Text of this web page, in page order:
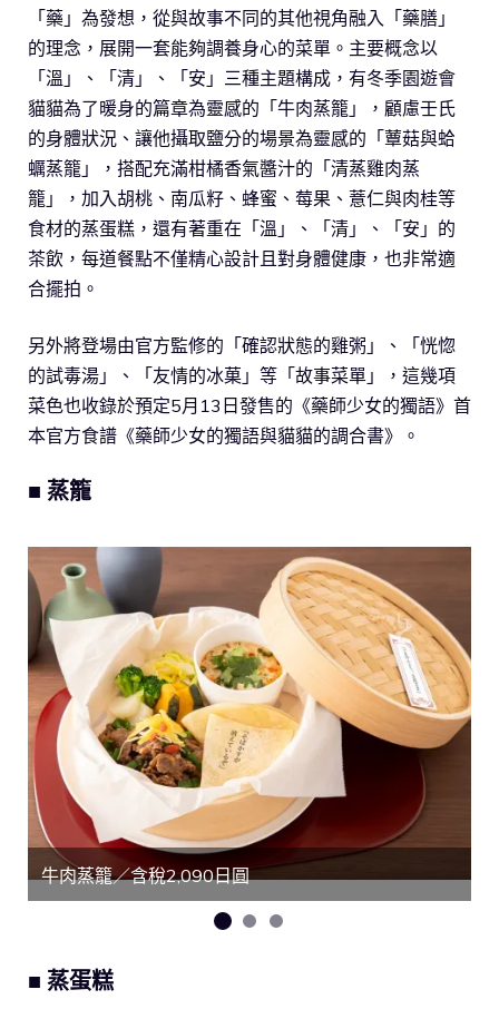
「藥」為發想，從與故事不同的其他視角融入「藥膳」
的理念，展開一套能夠調養身心的菜單。主要概念以
「溫」、「清」、「安」三種主題構成，有冬季園遊會
貓貓為了暖身的篇章為靈感的「牛肉蒸籠」，顧慮壬氏
的身體狀況、讓他攝取鹽分的場景為靈感的「蕈菇與蛤
蠣蒸籠」，搭配充滿柑橘香氣醬汁的「清蒸雞肉蒸
籠」，加入胡桃、南瓜籽、蜂蜜、莓果、薏仁與肉桂等
食材的蒸蛋糕，還有著重在「溫」、「清」、「安」的
茶飲，每道餐點不僅精心設計且對身體健康，也非常適
合擺拍。
另外將登場由官方監修的「確認狀態的雞粥」、「恍惚
的試毒湯」、「友情的冰菓」等「故事菜單」，這幾項
菜色也收錄於預定5月13日發售的《藥師少女的獨語》首
本官方食譜《藥師少女的獨語與貓貓的調合書》。
■ 蒸籠
牛肉蒸籠／含稅2,090日圓
■ 蒸蛋糕